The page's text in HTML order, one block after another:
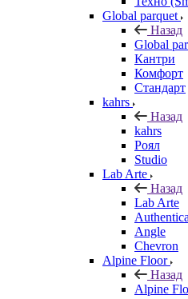
Global parquet
Назад
Global
Кантри
Комфорт
Стандарт
kahrs
Назад
kahrs
Роял
Studio
Lab Arte
Назад
Lab Arte
Authentica
Angle
Chevron
Alpine Floor
Назад
Alpine